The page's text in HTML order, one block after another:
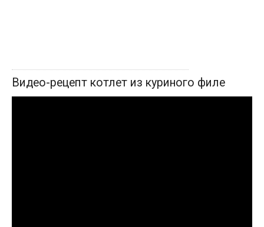
Видео-рецепт котлет из куриного филе